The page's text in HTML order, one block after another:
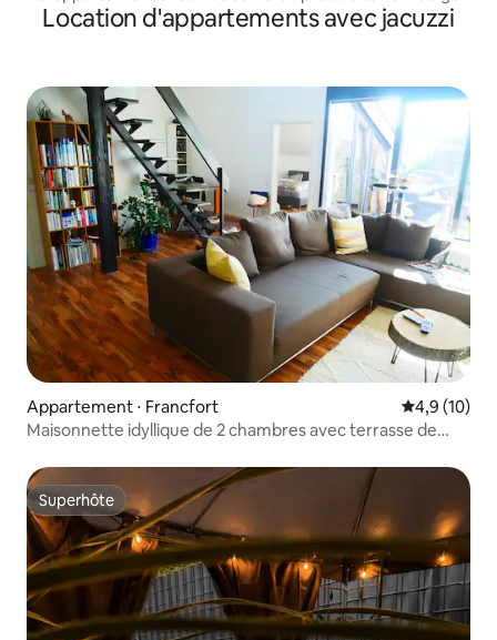
Location d'appartements avec jacuzzi
Appartement ⋅ Francfort Évaluation
4,9 (10)
Maisonnette idyllique de 2 chambres avec terrasse de
Superhôte
Superhôte